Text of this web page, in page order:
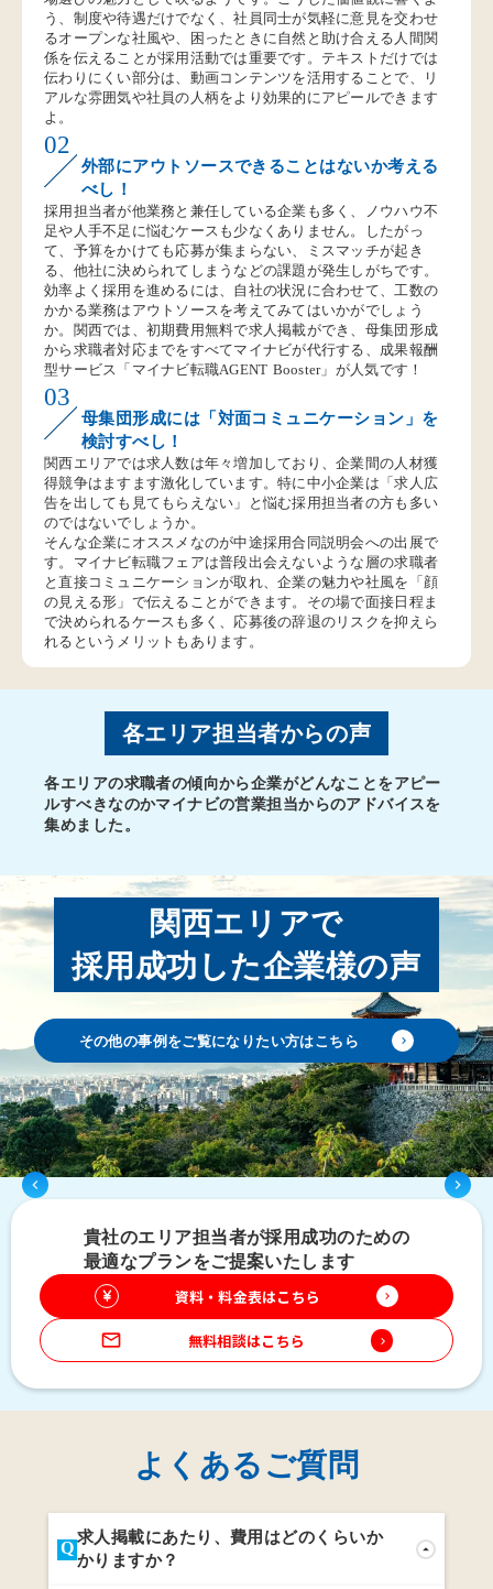
う、制度や待遇だけでなく、社員同士が気軽に意見を交わせ
るオープンな社風や、困ったときに自然と助け合える人間関
係を伝えることが採用活動では重要です。テキストだけでは
伝わりにくい部分は、動画コンテンツを活用することで、リ
アルな雰囲気や社員の人柄をより効果的にアピールできます
よ。
02
外部にアウトソースできることはないか考える
べし！
採用担当者が他業務と兼任している企業も多く、ノウハウ不
足や人手不足に悩むケースも少なくありません。したがっ
て、予算をかけても応募が集まらない、ミスマッチが起き
る、他社に決められてしまうなどの課題が発生しがちです。
効率よく採用を進めるには、自社の状況に合わせて、工数の
かかる業務はアウトソースを考えてみてはいかがでしょう
か。関西では、初期費用無料で求人掲載ができ、母集団形成
から求職者対応までをすべてマイナビが代行する、成果報酬
型サービス「マイナビ転職AGENT Booster」が人気です！
03
母集団形成には「対面コミュニケーション」を
検討すべし！
関西エリアでは求人数は年々増加しており、企業間の人材獲
得競争はますます激化しています。特に中小企業は「求人広
告を出しても見てもらえない」と悩む採用担当者の方も多い
のではないでしょうか。
そんな企業にオススメなのが中途採用合同説明会への出展で
す。マイナビ転職フェアは普段出会えないような層の求職者
と直接コミュニケーションが取れ、企業の魅力や社風を「顔
の見える形」で伝えることができます。その場で面接日程ま
で決められるケースも多く、応募後の辞退のリスクを抑えら
れるというメリットもあります。
各エリア担当者からの声
各エリアの求職者の傾向から企業がどんなことをアピー
ルすべきなのかマイナビの営業担当からのアドバイスを
集めました。
keyboard_arrow_right
関西エリアで
採用成功した企業様の声
keyboard_arrow_left keyboard_arrow_right
その他の事例をご覧になりたい方はこちら keyboard_arrow_right
貴社のエリア担当者が採用成功のための
最適なプランをご提案いたします
資料・料金表はこちら keyboard_arrow_right
mail_outline 無料相談はこちら keyboard_arrow_right
よくあるご質問
Q
求人掲載にあたり、費用はどのくらいか
かりますか？
arrow_drop_up